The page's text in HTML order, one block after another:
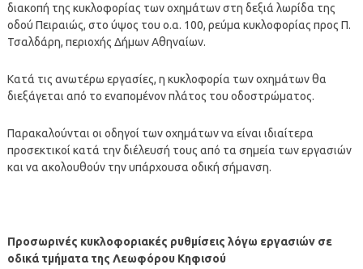
διακοπή της κυκλοφορίας των οχημάτων στη δεξιά λωρίδα της
οδού Πειραιώς, στο ύψος του ο.α. 100, ρεύμα κυκλοφορίας προς Π.
Τσαλδάρη, περιοχής Δήμων Αθηναίων.
Κατά τις ανωτέρω εργασίες, η κυκλοφορία των οχημάτων θα
διεξάγεται από το εναπομένον πλάτος του οδοστρώματος.
Παρακαλούνται οι οδηγοί των οχημάτων να είναι ιδιαίτερα
προσεκτικοί κατά την διέλευσή τους από τα σημεία των εργασιών
και να ακολουθούν την υπάρχουσα οδική σήμανση.
Προσωρινές κυκλοφοριακές ρυθμίσεις λόγω εργασιών σε
οδικά τμήματα της Λεωφόρου Κηφισού